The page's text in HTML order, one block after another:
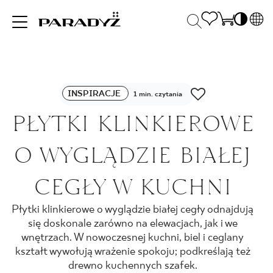
UK
RU
INSPIRACJE
PRODUKTY
KOLEKCJE
DLA BIZNESU
INSPIRACJE 1 min. czytania
PŁYTKI KLINKIEROWE
O WYGLĄDZIE BIAŁEJ
CEGŁY W KUCHNI
Płytki klinkierowe o wyglądzie białej cegły odnajdują
się doskonale zarówno na elewacjach, jak i we
wnętrzach. W nowoczesnej kuchni, biel i ceglany
kształt wywołują wrażenie spokoju; podkreślają też
drewno kuchennych szafek.